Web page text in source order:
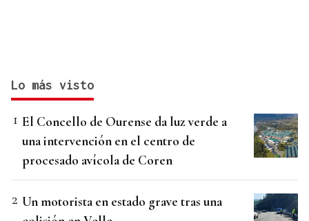
Lo más visto
El Concello de Ourense da luz verde a
una intervención en el centro de
procesado avícola de Coren
Un motorista en estado grave tras una